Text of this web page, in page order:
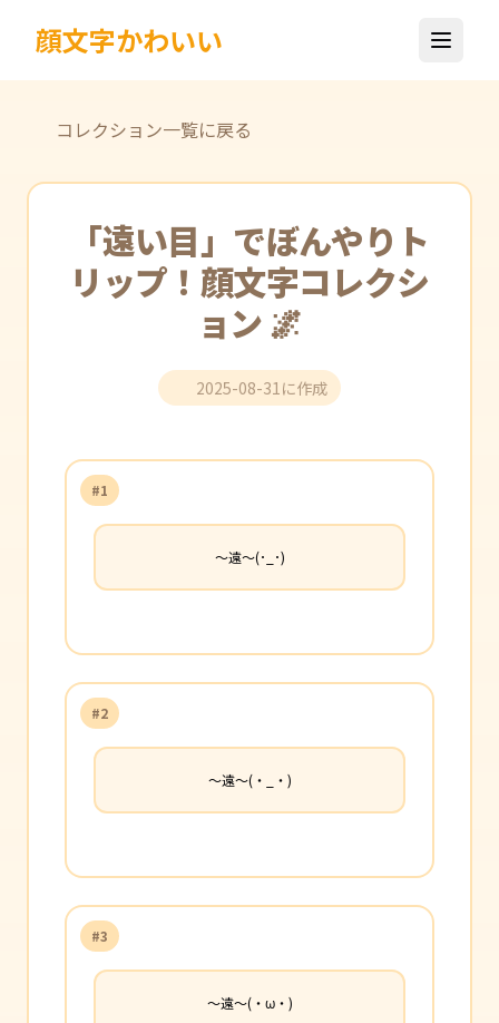
顔文字かわいい
コレクション一覧に戻る
「遠い目」でぼんやりト
リップ！顔文字コレクシ
ョン 🌌
2025-08-31に作成
#1
〜遠〜(･_･)
#2
〜遠〜(・_・)
#3
〜遠〜(・ω・)